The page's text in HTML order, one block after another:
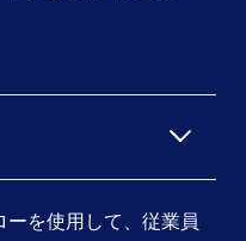
を使用して、従業員